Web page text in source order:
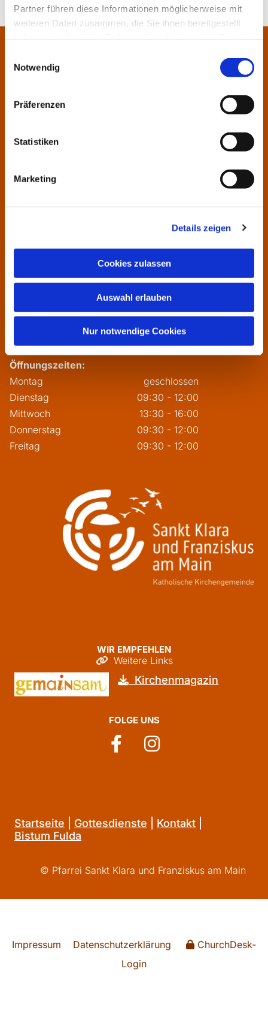
Partner führen diese Informationen möglicherweise mit
weiteren Daten zusammen, die Sie ihnen bereitgestellt
Notwendig
Präferenzen
Statistiken
Marketing
Details zeigen
Cookies zulassen
Auswahl erlauben
Nur notwendige Cookies
Pfarrei Sankt Klara und Franziskus am Main
Im Bangert 8,
pfarrei.klara-franziskus@bistum-fulda.de
Montag
09:30 - 12:00
Dependance Pfarrbüro:
pfarrei.klara-franziskus@bistum-fulda.de
Öffnungszeiten:
Montag
geschlossen
Dienstag
09:30 - 12:00
Mittwoch
13:30 - 16:00
Donnerstag
09:30 - 12:00
Freitag
09:30 - 12:00
WIR EMPFEHLEN
 Weitere Links
 Kirchenmagazin
FOLGE UNS
Startseite Gottesdienste Kontakt
Bistum Fulda
© Pfarrei Sankt Klara und Franziskus am Main
Impressum Datenschutzerklärung
ChurchDesk-
Login